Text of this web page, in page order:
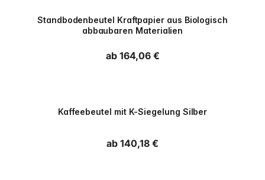
Standbodenbeutel Kraftpapier aus Biologisch
abbaubaren Materialien
Normaler Preis
ab 164,06 €
Kaffeebeutel mit K-Siegelung Silber
Normaler Preis
ab 140,18 €